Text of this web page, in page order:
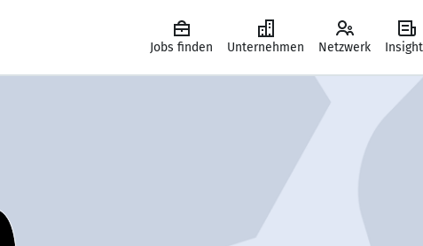
Jobs finden Unternehmen Netzwerk